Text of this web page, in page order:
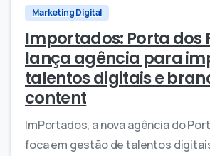
Marketing Digital
Importados: Porta dos
lança agência para
talentos digitais e
content
ImPortados, a nova agência do
foca em gestão de talentos